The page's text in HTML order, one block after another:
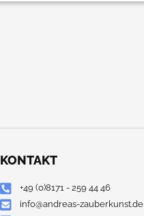
KONTAKT
+49 (0)8171 - 259 44 46
info@andreas-zauberkunst.de